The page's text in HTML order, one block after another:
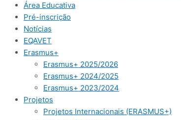
Área Educativa
Pré-inscrição​
Notícias
EQAVET
Erasmus+
Erasmus+ 2025/2026
Erasmus+ 2024/2025
Erasmus+ 2023/2024
Projetos
Projetos Internacionais (ERASMUS+)